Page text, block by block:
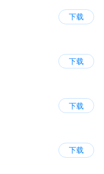
下载
下载
下载
下载